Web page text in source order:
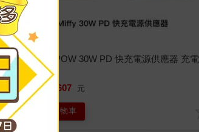
Miffy x MiPOW 30W PD 快充電源供應器 充
（2色）
690 特價 607 元
加入購物車